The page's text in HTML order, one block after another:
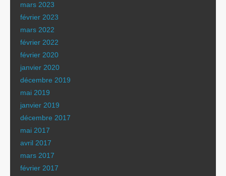
mars 2023
février 2023
mars 2022
février 2022
février 2020
janvier 2020
décembre 2019
mai 2019
janvier 2019
décembre 2017
mai 2017
avril 2017
mars 2017
février 2017